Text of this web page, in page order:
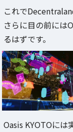
これで
さらに目の前には
るはずです。
Oasis KYOTOには